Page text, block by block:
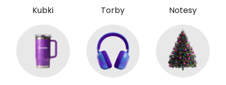
Kubki Torby Notesy